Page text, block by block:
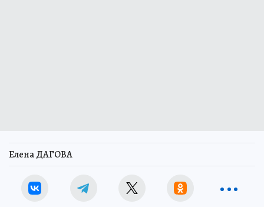
Елена ДАГОВА